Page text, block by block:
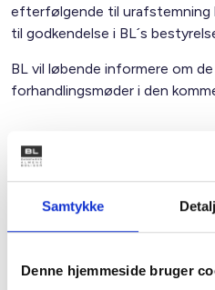
Samtykke
Denne hjemmeside bruger
efterfølgende til urafstemning
til godkendelse i BL´s
BL vil løbende informere om
forhandlingsmøder i den
Med venlig hilsen
Gert Nielsen / Lars Schmidt
Relateret indhold